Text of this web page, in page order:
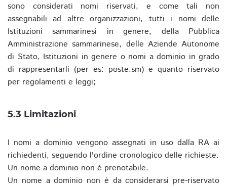
sono considerati nomi riservati, e come tali non
assegnabili ad altre organizzazioni, tutti i nomi delle
Istituzioni sammarinesi in genere, della Pubblica
Amministrazione sammarinese, delle Aziende Autonome
di Stato, Istituzioni in genere o nomi a dominio in grado
di rappresentarli (per es: poste.sm) e quanto riservato
per regolamenti e leggi;
5.3 Limitazioni
I nomi a dominio vengono assegnati in uso dalla RA ai
richiedenti, seguendo l'ordine cronologico delle richieste.
Un nome a dominio non è prenotabile.
Un nome a dominio non è da considerarsi pre-riservato